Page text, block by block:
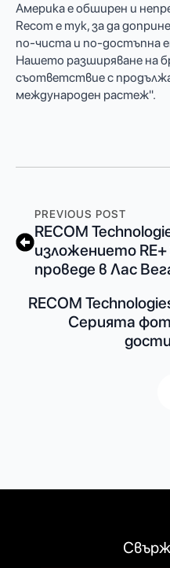
Америка е обширен и
Recom е тук, за да
по-чиста и по-достъпна
Нашето разширяване на
съответствие с
международен растеж".
PREVIOUS POST
RECOM
изложението
проведе в Лас
RECOM
Серията